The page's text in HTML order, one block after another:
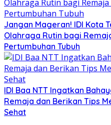
Jangan Mageran! IDI Kota
Olahraga Rutin bagi
Pertumbuhan Tubuh
IDI Baa NTT Ingatkan
Remaja dan Berikan Tips
Sehat